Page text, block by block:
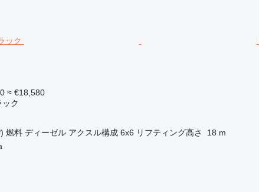
≈ €18,580
ク
燃料 ディーゼル アクスル構成 6x6 リフティング高さ
18 m